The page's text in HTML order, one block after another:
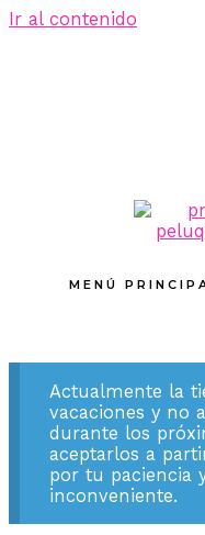
Ir al contenido
MENÚ
Actualmente la
vacaciones y no
durante los
aceptarlos a
por tu paciencia
inconveniente.